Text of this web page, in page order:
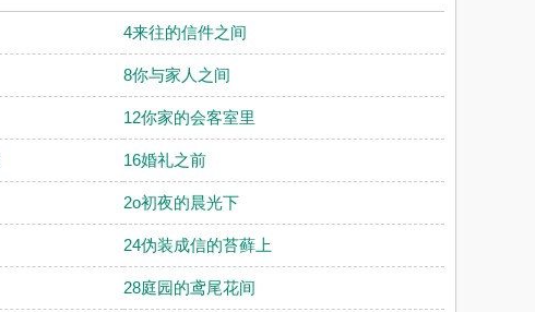
4来往的信件之间
8你与家人之间
12你家的会客室里
16婚礼之前
2o初夜的晨光下
24伪装成信的苔藓上
28庭园的鸢尾花间